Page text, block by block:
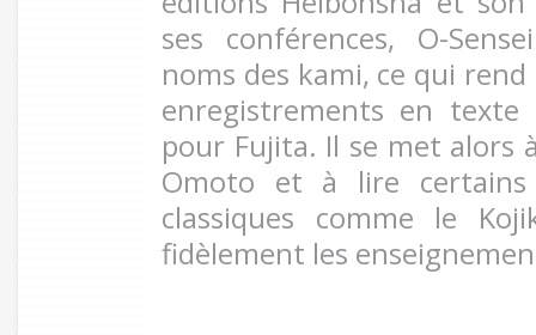
ses conférences, O-
noms des kami, ce qui
enregistrements en
pour Fujita. Il se met alors
Omoto et à lire certains
classiques comme le
fidèlement les